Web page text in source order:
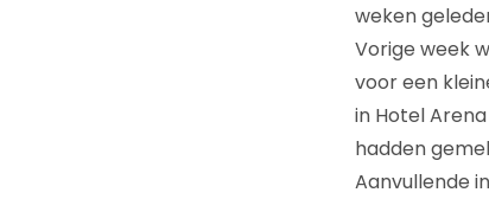
weken
Vorige week
voor een
in Hotel
hadden
Aanvullende